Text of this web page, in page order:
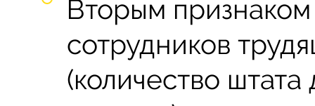
Вторым признаком
сотрудников
(количество